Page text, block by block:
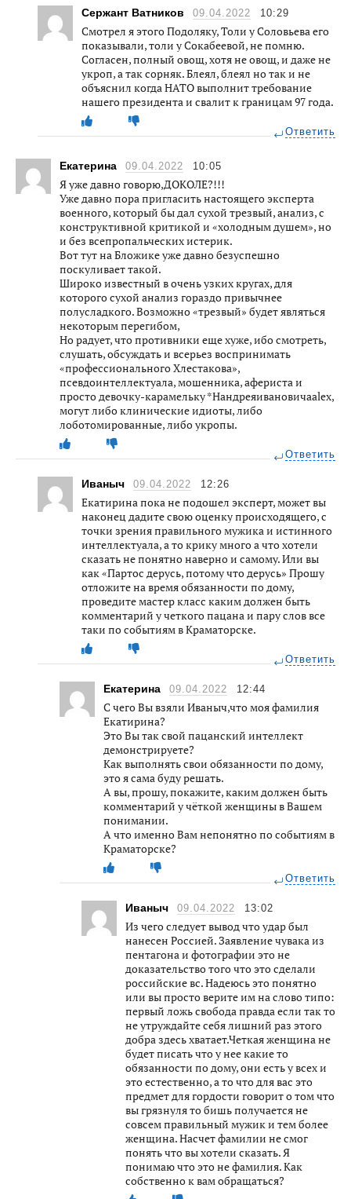
Сержант Ватников 09.04.2022 10:29
Смотрел я этого Подоляку, Толи у Соловьева его
показывали, толи у Сокабеевой, не помню.
Согласен, полный овощ, хотя не овощ, и даже не
укроп, а так сорняк. Блеял, блеял но так и не
объяснил когда НАТО выполнит требование
нашего президента и свалит к границам 97 года.
Ответить
Екатерина 09.04.2022 10:05
Я уже давно говорю,ДОКОЛЕ?!!!
Уже давно пора пригласить настоящего эксперта
военного, который бы дал сухой трезвый, анализ, с
конструктивной критикой и «холодным душем», но
и без всепропальческих истерик.
Вот тут на Бложике уже давно безуспешно
поскуливает такой.
Широко известный в очень узких кругах, для
которого сухой анализ гораздо привычнее
полусладкого. Возможно «трезвый» будет являться
некоторым перегибом,
Но радует, что противники еще хуже, ибо смотреть,
слушать, обсуждать и всерьез воспринимать
«профессионального Хлестакова»,
псевдоинтеллектуала, мошенника, афериста и
просто девочку-карамельку *Нандреяивановичаalex,
могут либо клинические идиоты, либо
лоботомированные, либо укропы.
Ответить
Иваныч 09.04.2022 12:26
Екатирина пока не подошел эксперт, может вы
наконец дадите свою оценку происходящего, с
точки зрения правильного мужика и истинного
интеллектуала, а то крику много а что хотели
сказать не понятно наверно и самому. Или вы
как «Партос дерусь, потому что дерусь» Прошу
отложите на время обязанности по дому,
проведите мастер класс каким должен быть
комментарий у четкого пацана и пару слов все
таки по событиям в Краматорске.
Ответить
Екатерина 09.04.2022 12:44
С чего Вы взяли Иваныч,что моя фамилия
Екатирина?
Это Вы так свой пацанский интеллект
демонстрируете?
Как выполнять свои обязанности по дому,
это я сама буду решать.
А вы, прошу, покажите, каким должен быть
комментарий у чёткой женщины в Вашем
понимании.
А что именно Вам непонятно по событиям в
Краматорске?
Ответить
Иваныч 09.04.2022 13:02
Из чего следует вывод что удар был
нанесен Россией. Заявление чувака из
пентагона и фотографии это не
доказательство того что это сделали
российские вс. Надеюсь это понятно
или вы просто верите им на слово типо:
первый ложь свобода правда если так то
не утруждайте себя лишний раз этого
добра здесь хватает.Четкая женщина не
будет писать что у нее какие то
обязанности по дому, они есть у всех и
это естественно, а то что для вас это
предмет для гордости говорит о том что
вы грязнуля то бишь получается не
совсем правильный мужик и тем более
женщина. Насчет фамилии не смог
понять что вы хотели сказать. Я
понимаю что это не фамилия. Как
собственно к вам обращаться?